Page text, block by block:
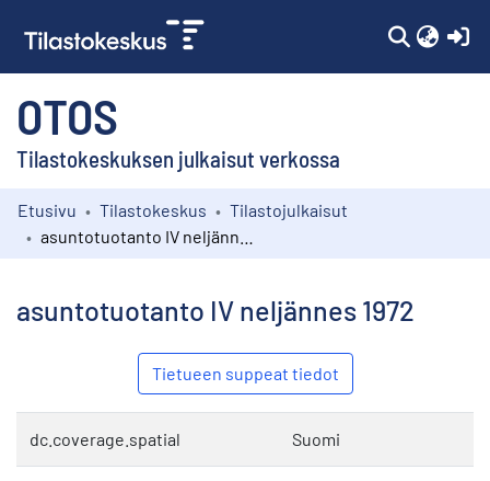
OTOS
Tilastokeskuksen julkaisut verkossa
Kokoelmat
Etusivu Tilastokeskus
Tilastojulkaisut
asuntotuotanto IV neljännes 1972
Tietueen suppeat tiedot
dc.coverage.spatial Suomi